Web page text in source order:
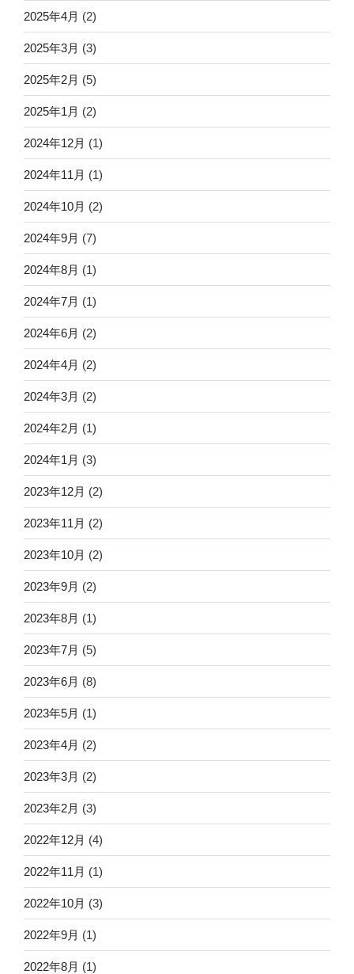
2025年4月 (2)
2025年3月 (3)
2025年2月 (5)
2025年1月 (2)
2024年12月 (1)
2024年11月 (1)
2024年10月 (2)
2024年9月 (7)
2024年8月 (1)
2024年7月 (1)
2024年6月 (2)
2024年4月 (2)
2024年3月 (2)
2024年2月 (1)
2024年1月 (3)
2023年12月 (2)
2023年11月 (2)
2023年10月 (2)
2023年9月 (2)
2023年8月 (1)
2023年7月 (5)
2023年6月 (8)
2023年5月 (1)
2023年4月 (2)
2023年3月 (2)
2023年2月 (3)
2022年12月 (4)
2022年11月 (1)
2022年10月 (3)
2022年9月 (1)
2022年8月 (1)